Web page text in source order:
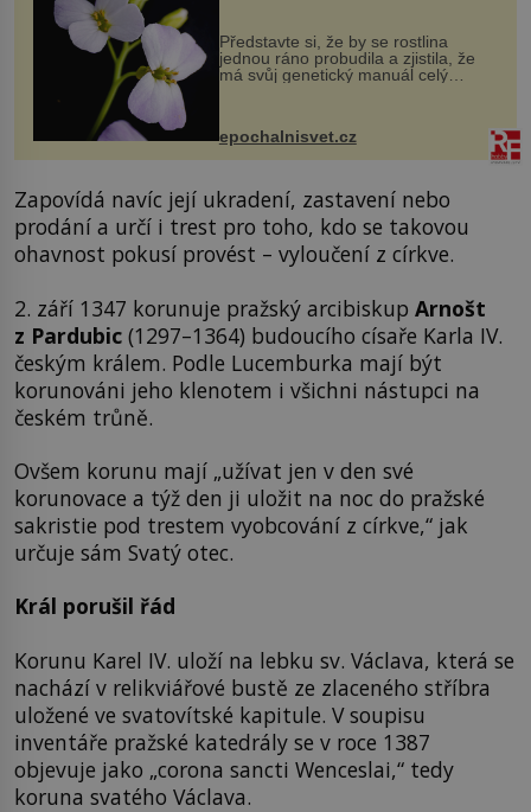
Představte si, že by se rostlina
jednou ráno probudila a zjistila, že
má svůj genetický manuál celý
vstupenka...
epochalnisvet.cz
Zapovídá navíc její ukradení, zastavení nebo
prodání a určí i trest pro toho, kdo se takovou
ohavnost pokusí provést – vyloučení z církve.
2. září 1347 korunuje pražský arcibiskup Arnošt
z Pardubic (1297–1364) budoucího císaře Karla IV.
českým králem. Podle Lucemburka mají být
korunováni jeho klenotem i všichni nástupci na
českém trůně.
Ovšem korunu mají „užívat jen v den své
korunovace a týž den ji uložit na noc do pražské
sakristie pod trestem vyobcování z církve,“ jak
určuje sám Svatý otec.
Král porušil řád
Korunu Karel IV. uloží na lebku sv. Václava, která se
nachází v relikviářové bustě ze zlaceného stříbra
uložené ve svatovítské kapitule. V soupisu
inventáře pražské katedrály se v roce 1387
objevuje jako „corona sancti Wenceslai,“ tedy
koruna svatého Václava.